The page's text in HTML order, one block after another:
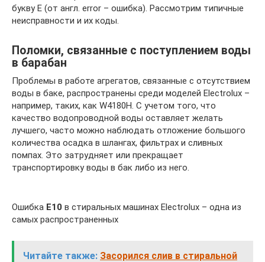
букву E (от англ. error – ошибка). Рассмотрим типичные
неисправности и их коды.
Поломки, связанные с поступлением воды
в барабан
Проблемы в работе агрегатов, связанные с отсутствием
воды в баке, распространены среди моделей Electrolux –
например, таких, как W4180H. С учетом того, что
качество водопроводной воды оставляет желать
лучшего, часто можно наблюдать отложение большого
количества осадка в шлангах, фильтрах и сливных
помпах. Это затрудняет или прекращает
транспортировку воды в бак либо из него.
Ошибка E10 в стиральных машинах Electrolux – одна из
самых распространенных
Читайте также: Засорился слив в стиральной